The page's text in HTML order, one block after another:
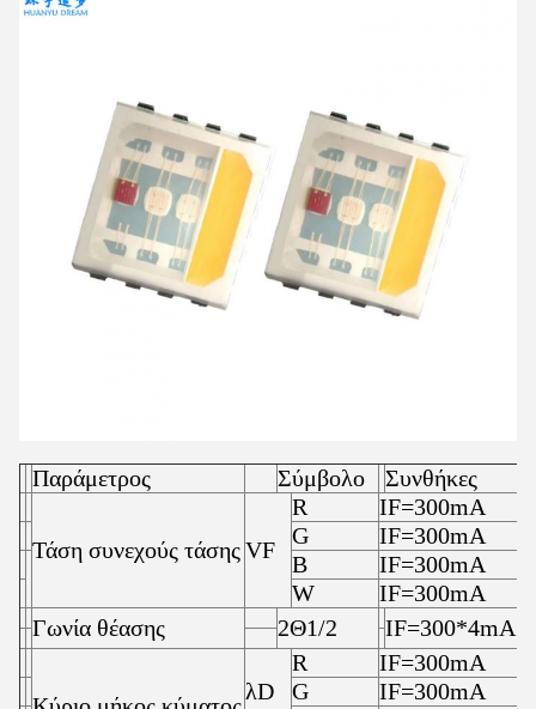
Παράμετρος Σύμβολο Συνθήκες
Τάση συνεχούς τάσηςVF
R IF=300mA
G
IF=300mA
B
IF=300mA
W
IF=300mA
Γωνία θέασης
2Θ1/2 IF=300*4mA
λD
R IF=300mA
G
IF=300mA